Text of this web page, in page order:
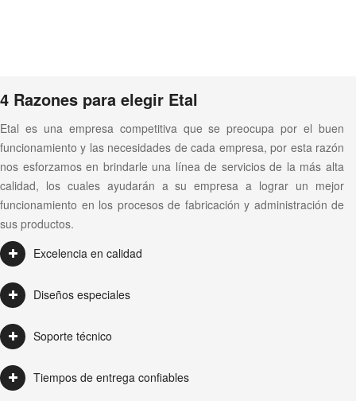
4 Razones para elegir Etal
Etal es una empresa competitiva que se preocupa por el buen
funcionamiento y las necesidades de cada empresa, por esta razón
nos esforzamos en brindarle una línea de servicios de la más alta
calidad, los cuales ayudarán a su empresa a lograr un mejor
funcionamiento en los procesos de fabricación y administración de
sus productos.
Excelencia en calidad
Diseños especiales
Soporte técnico
Tiempos de entrega confiables